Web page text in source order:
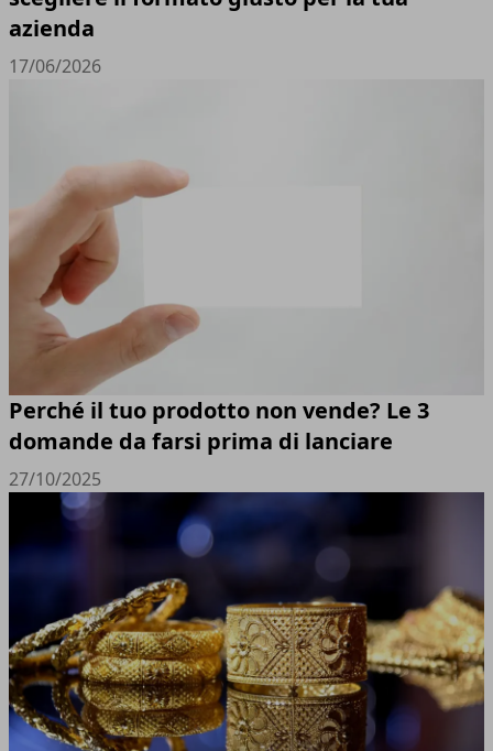
azienda
17/06/2026
Perché il tuo prodotto non vende? Le 3
domande da farsi prima di lanciare
27/10/2025